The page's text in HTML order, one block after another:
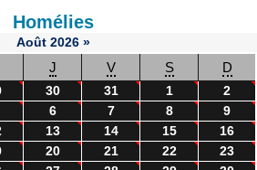
Homélies
Août 2026 »
J V S D
30 31 1
2
6 7 8
9
13 14 15
16
20 21 22
23